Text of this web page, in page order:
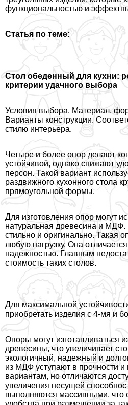
функциональностью и
Статья по теме:
Стол обеденный для кухни:
критерии удачного выбора
Условия выбора. Материал,
Варианты конструкции.
стилю интерьера.
Четыре и более опор делают
устойчивой, однако снижают
персон. Такой вариант
раздвижного кухонного стола
прямоугольной формы.
Для изготовления опор могут
натуральная древесина и
стильно и оригинально. Такая
любую нагрузку. Она
надежностью. Главным
стоимость таких столов.
Для максимальной
приобретать изделия с 4-мя и
Опоры могут изготавливаться
древесины, что увеличивает
экологичный, надежный и
из МДФ уступают в прочности
вариантам, но отличаются
увеличения несущей
выполняются массивными, что